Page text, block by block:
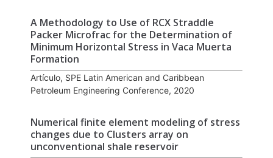
A Methodology to Use of RCX Straddle
Packer Microfrac for the Determination of
Minimum Horizontal Stress in Vaca Muerta
Formation
Artículo, SPE Latin American and Caribbean
Petroleum Engineering Conference, 2020
Numerical finite element modeling of stress
changes due to Clusters array on
unconventional shale reservoir